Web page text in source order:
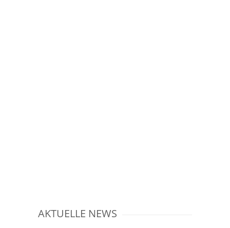
AKTUELLE NEWS